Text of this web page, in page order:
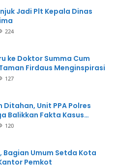
Jadi Plt Kepala Dinas
224
ke Doktor Summa Cum
Firdaus Menginspirasi
127
Ditahan, Unit PPA Polres
Balikkan Fakta Kasus
120
Bagian Umum Setda Kota
Pemkot